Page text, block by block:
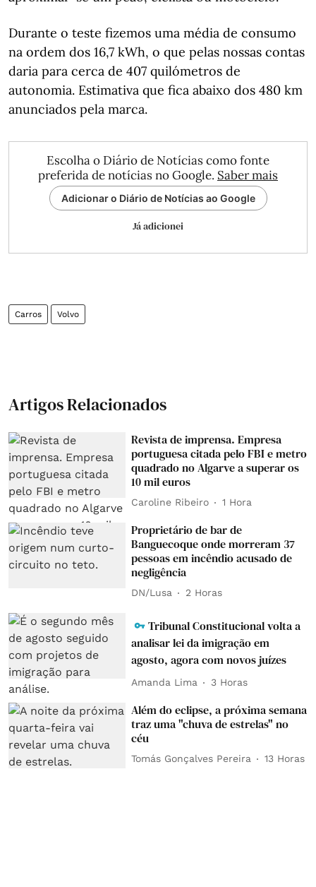
Durante o teste fizemos uma média de consumo
na ordem dos 16,7 kWh, o que pelas nossas contas
daria para cerca de 407 quilómetros de
autonomia. Estimativa que fica abaixo dos 480 km
anunciados pela marca.
Escolha o Diário de Notícias como fonte
preferida de notícias no Google. Saber mais
Adicionar o Diário de Notícias ao Google
Já adicionei
Carros Volvo
Artigos Relacionados
Revista de imprensa. Empresa
portuguesa citada pelo FBI e metro
quadrado no Algarve a superar os
10 mil euros
Caroline Ribeiro 1 Hora
Proprietário de bar de
Banguecoque onde morreram 37
pessoas em incêndio acusado de
negligência
DN/Lusa 2 Horas
Tribunal Constitucional volta a
analisar lei da imigração em
agosto, agora com novos juízes
Amanda Lima 3 Horas
Além do eclipse, a próxima semana
traz uma "chuva de estrelas" no
céu
Tomás Gonçalves Pereira 13 Horas